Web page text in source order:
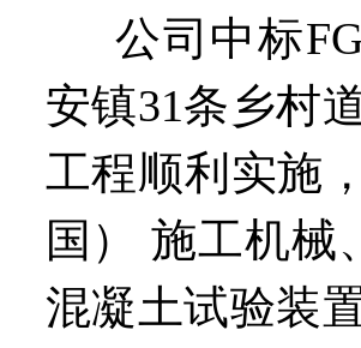
公司中标
安镇31条乡村
工程顺利实施
国） 施工机械
混凝土试验装